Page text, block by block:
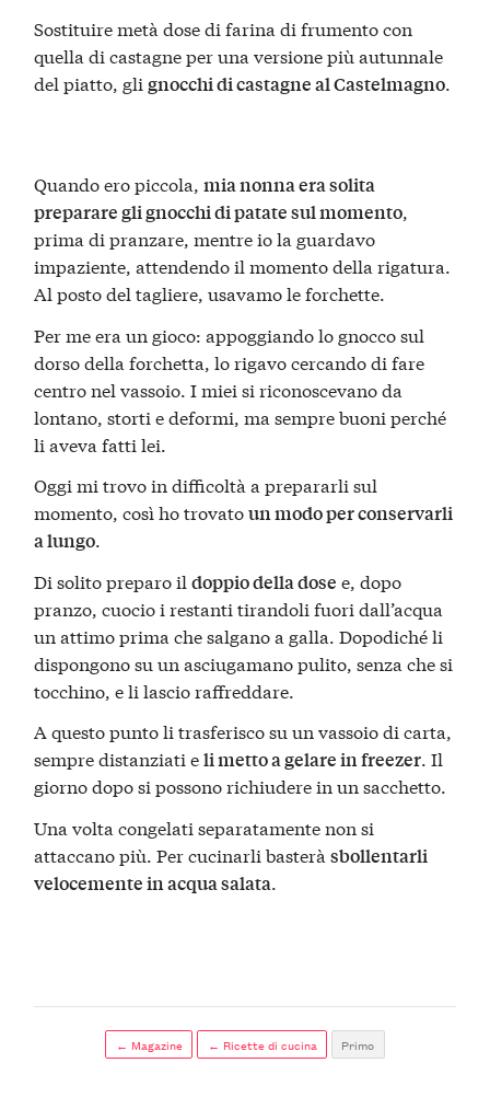
Sostituire metà dose di farina di frumento con
quella di castagne per una versione più autunnale
del piatto, glignocchi di castagne al Castelmagno.
Quando ero piccola,mia nonna era solita
preparare gli gnocchi di patate sul momento,
prima di pranzare, mentre io la guardavo
impaziente, attendendo il momento della rigatura.
Al posto del tagliere, usavamo le forchette.
Per me era un gioco: appoggiando lo gnocco sul
dorso della forchetta, lo rigavo cercando di fare
centro nel vassoio. I miei si riconoscevano da
lontano, storti e deformi, ma sempre buoni perché
li aveva fatti lei.
Oggi mi trovo in difficoltà a prepararli sul
momento, così ho trovatoun modo per conservarli
a lungo.
Di solito preparo ildoppio della dose e, dopo
pranzo, cuocio i restanti tirandoli fuori dall’acqua
un attimo prima che salgano a galla. Dopodiché li
dispongono su un asciugamano pulito, senza che si
tocchino, e li lascio raffreddare.
A questo punto li trasferisco su un vassoio di carta,
sempre distanziati eli metto a gelare in freezer. Il
giorno dopo si possono richiudere in un sacchetto.
Una volta congelati separatamente non si
attaccano più. Per cucinarli basteràsbollentarli
velocemente in acqua salata.
← Magazine ← Ricette di cucina Primo